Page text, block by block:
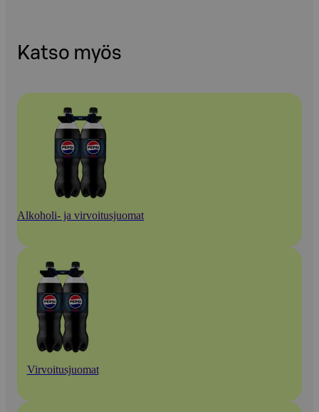
Katso myös
Alkoholi- ja virvoitusjuomat
Virvoitusjuomat